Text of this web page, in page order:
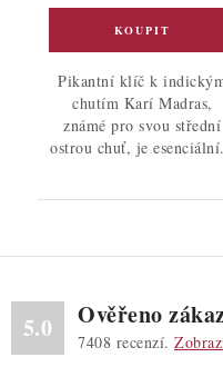
Pikantní klíč k
chutím Karí Madras,
známé pro svou střední
ostrou chuť, je
5.0 Ověřeno
7408 recenzí.